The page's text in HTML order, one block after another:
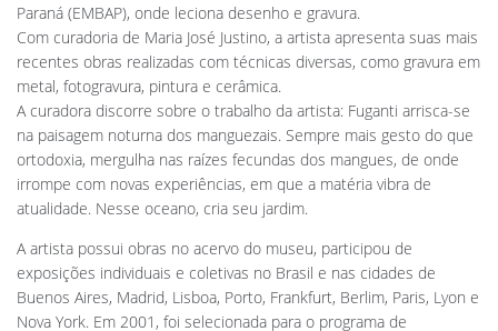
Paraná (EMBAP), onde leciona desenho e gravura.
Com curadoria de Maria José Justino, a artista apresenta suas mais
recentes obras realizadas com técnicas diversas, como gravura em
metal, fotogravura, pintura e cerâmica.
A curadora discorre sobre o trabalho da artista: Fuganti arrisca-se
na paisagem noturna dos manguezais. Sempre mais gesto do que
ortodoxia, mergulha nas raízes fecundas dos mangues, de onde
irrompe com novas experiências, em que a matéria vibra de
atualidade. Nesse oceano, cria seu jardim.
A artista possui obras no acervo do museu, participou de
exposições individuais e coletivas no Brasil e nas cidades de
Buenos Aires, Madrid, Lisboa, Porto, Frankfurt, Berlim, Paris, Lyon e
Nova York. Em 2001, foi selecionada para o programa de